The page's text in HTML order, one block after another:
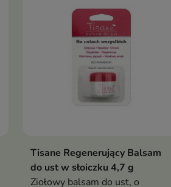
Dodaj do koszyka
Tisane Regenerujący Balsam
do ust w słoiczku 4,7 g
Ziołowy balsam do ust, o